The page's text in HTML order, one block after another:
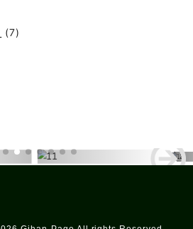
(7)